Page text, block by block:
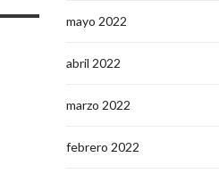
mayo 2022
abril 2022
marzo 2022
febrero 2022